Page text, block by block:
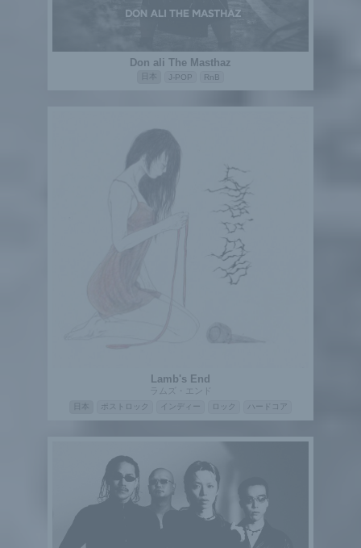
Don ali The Masthaz
J-POP RnB
Lamb's End
ラムズ・エンド
ポストロック インディー ロック ハードコア